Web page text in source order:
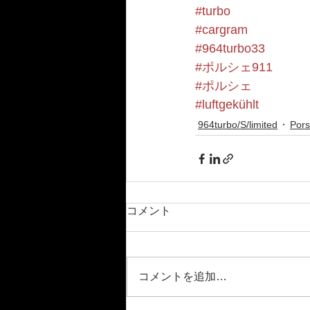
#turbo
#cargram
#964turbo33
#ポルシェ911
#ポルシェ
#luftgekühlt
964turbo/S/limited
コメント
コメントを追加…